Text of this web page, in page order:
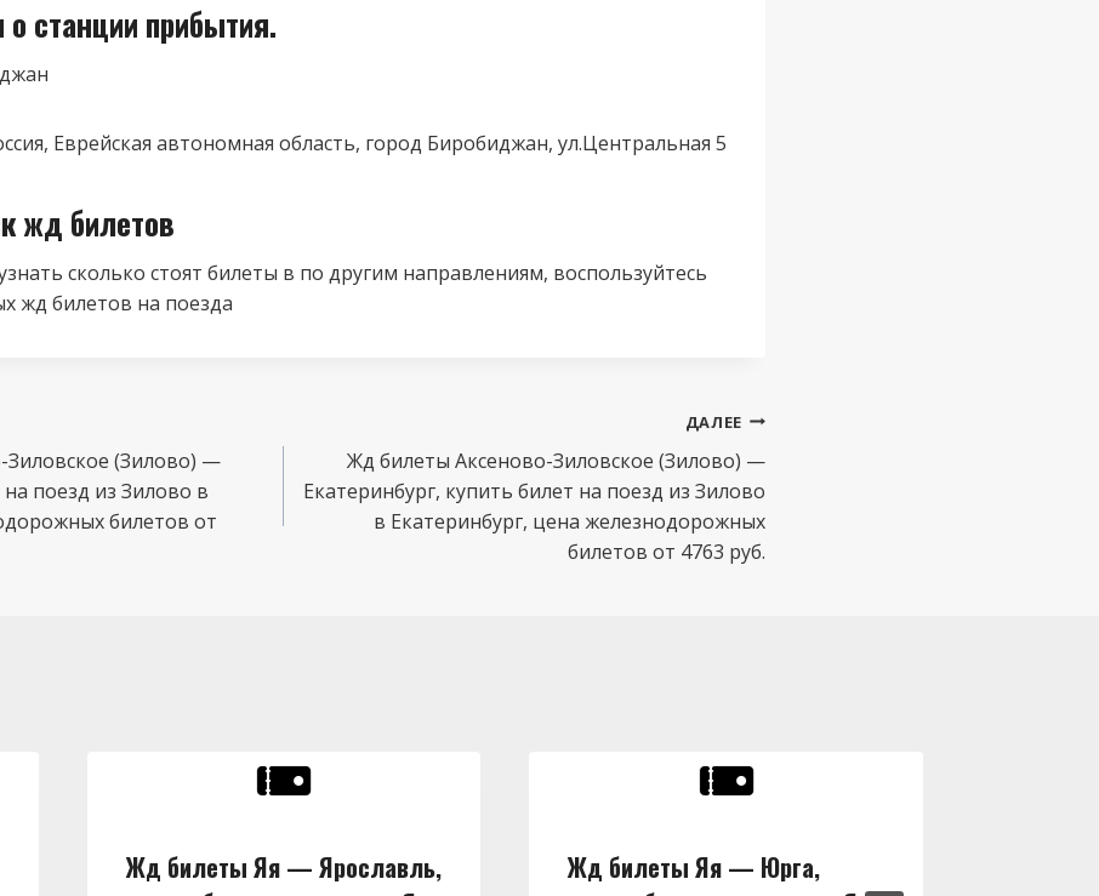
станции прибытия.
Еврейская автономная область, город Биробиджан, ул.Центральная 5
жд билетов
сколько стоят билеты в по другим направлениям, воспользуйтесь
жд билетов на поезда
(Зилово) —
поезд из Зилово в
билетов от
ДАЛЕЕ
Жд билеты Аксеново-Зиловское (Зилово) —
Екатеринбург, купить билет на поезд из Зилово
в Екатеринбург, цена железнодорожных
билетов от 4763 руб.
Жд билеты Яя — Ярославль,
Жд билеты Яя — Юрга,